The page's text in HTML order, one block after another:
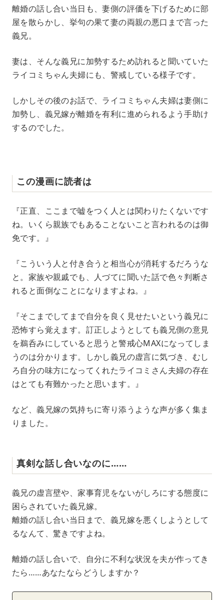
離婚の話し合い当日も、妻側の評価を下げるために部
屋を散らかし、挙句の果て妻の両親の悪口まで言った
義兄。
妻は、そんな義兄に加勢するため訪れると聞いていた
ライコミちゃん夫婦にも、警戒している様子です。
しかしその後のお話で、ライコミちゃん夫婦は妻側に
加勢し、義兄嫁が離婚を有利に進められるよう手助け
するのでした。
この漫画に読者は
『正直、ここまで嘘をつく人とは関わりたくないです
ね。いくら親族でもあることないこと言われるのは御
免です。』
『こういう人と付き合うと相当心が消耗するだろうな
と。家族や親戚でも、人づてに聞いた話で色々判断さ
れると面倒なことになりますよね。』
『そこまでしてまで自分を良く見せたいという義兄に
恐怖すら覚えます。訂正しようとしても義兄側の意見
を鵜呑みにしていると思うと警戒心MAXになってしま
うのは分かります。しかし義兄の虚言に気づき、むし
ろ自分の味方になってくれたライコミさん夫婦の存在
はとても有難かったと思います。』
など、義兄嫁の気持ちに寄り添うような声が多く集ま
りました。
真剣な話し合いなのに……
義兄の虚言壁や、家事育児をないがしろにする態度に
困らされていた義兄嫁。
離婚の話し合い当日まで、義兄嫁を悪くしようとして
るなんて、驚きですよね。
離婚の話し合いで、自分に不利な状況を夫が作ってき
たら……あなたならどうしますか？